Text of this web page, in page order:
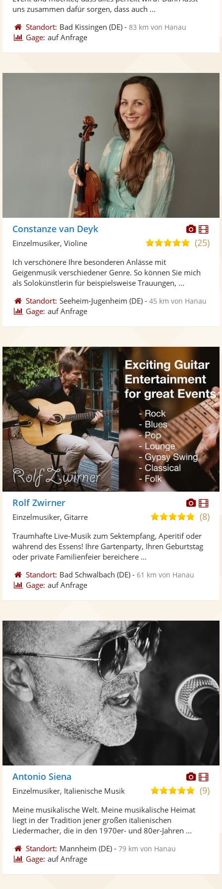
uns zusammen dafür sorgen, dass auch ...
Standort: Bad Kissingen (DE) -83 km von Hanau
Gage: auf Anfrage
Constanze van Deyk
5,0(25)
Einzelmusiker, Violine
Ich verschönere Ihre besonderen Anlässe mit
Geigenmusik verschiedener Genre. So können Sie mich
als Solokünstlerin für beispielsweise Trauungen, ...
Standort: Seeheim-Jugenheim (DE) -45 km von Hanau
Gage: auf Anfrage
Fotos
Rolf Zwirner
5,0
5
Sternen
(8)
Einzelmusiker, Gitarre
Traumhafte Live-Musik zum Sektempfang, Aperitif oder
während des Essens! Ihre Gartenparty, Ihren Geburtstag
oder private Familienfeier bereichere ...
Standort: Bad Schwalbach (DE) -61 km von Hanau
Gage: auf Anfrage
Antonio Siena
4,9
5
(9)
Einzelmusiker, Italienische Musik
Meine musikalische Welt. Meine musikalische Heimat
liegt in der Tradition jener großen italienischen
Liedermacher, die in den 1970er- und 80er-Jahren ...
Standort: Mannheim (DE) -79 km von Hanau
Gage: auf Anfrage